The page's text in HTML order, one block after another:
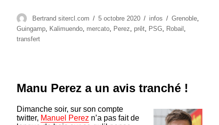
Auteur
Bertrand sitercl.com
Publié
le
5 octobre 2020 Catégories
infos Étiquettes
Grenoble,
Guingamp, Kalimuendo, mercato, Perez, prêt, PSG, Robail ,
transfert
Manu Perez a un avis tranché !
Dimanche soir, sur son compte
twitter, Manuel Perez n’a pas fait de